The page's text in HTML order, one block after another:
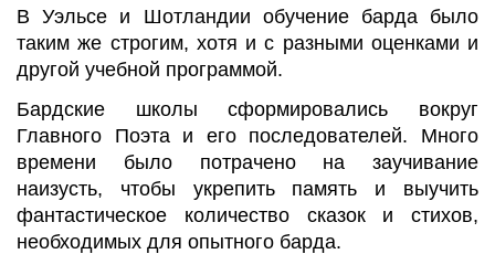
В Уэльсе и Шотландии обучение барда было
таким же строгим, хотя и с разными оценками и
другой учебной программой.
Бардские школы сформировались вокруг
Главного Поэта и его последователей. Много
времени было потрачено на заучивание
наизусть, чтобы укрепить память и выучить
фантастическое количество сказок и стихов,
необходимых для опытного барда.